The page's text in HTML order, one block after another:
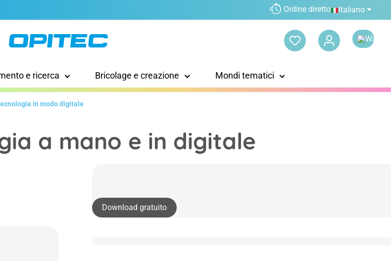
Ordine diretto Italiano
e ricerca Bricolage e creazione Mondi tematici
in modo digitale
a mano e in digitale
Download gratuito